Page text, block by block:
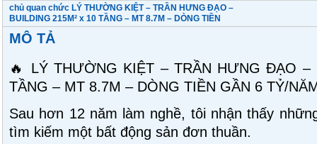
chủ quan chức LÝ THƯỜNG KIỆT – TRẦN HƯNG ĐẠO –
BUILDING 215M² x 10 TẦNG – MT 8.7M – DÒNG TIỀN
MÔ TẢ
🔥 LÝ THƯỜNG KIỆT – TRẦN HƯNG ĐẠO –
TẦNG – MT 8.7M – DÒNG TIỀN GẦN 6 TỶ/
Sau hơn 12 năm làm nghề, tôi nhận thấy
tìm kiếm một bất động sản đơn thuần.